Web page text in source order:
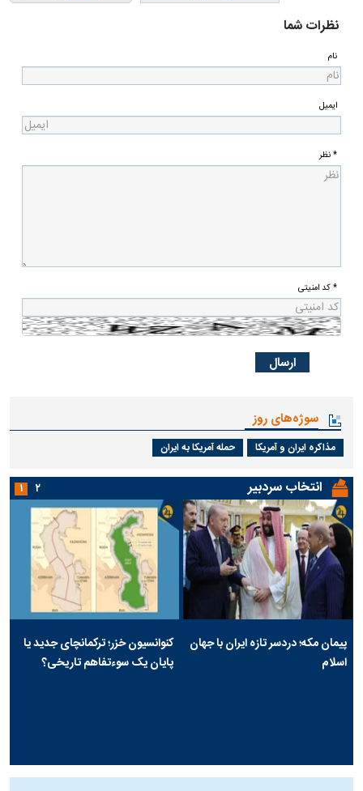
نظرات شما
نام
ایمیل
* نظر
* کد امنیتی
سوژه‌های روز
مذاکره ایران و آمریکا حمله آمریکا به ایران
انتخاب سردبیر
پیمان مکه؛ دردسر تازه ایران با جهان
اسلام
کنوانسیون خزر؛ ترکمانچای جدید یا
پایان یک سوءتفاهم تاریخی؟
۱ ۲